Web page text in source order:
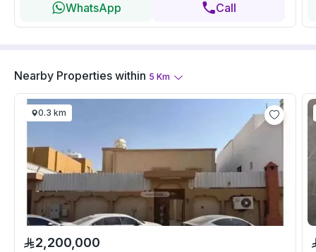
WhatsApp Call
Nearby Properties within 5 Km
0.3 km
2,200,000